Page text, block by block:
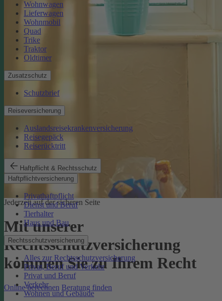
Wohnwagen
Lieferwagen
Wohnmobil
Quad
Trike
Traktor
Oldtimer
Zusatzschutz
Schutzbrief
Reiseversicherung
Auslandsreisekrankenversicherung
Reisegepäck
Reiserücktritt
Haftpflicht & Rechtsschutz
Haftpflichtversicherung
Privathaftpflicht
Dienst und Beruf
Tierhalter
Haus und Bau
Rechtsschutzversicherung
Alles zur Rechtsschutzversicherung
Privat, Beruf und Verkehr
Privat und Beruf
Verkehr
Wohnen und Gebäude
Jederzeit auf der sicheren Seite
Mit unserer
Rechtsschutzversicherung
kommen Sie zu Ihrem Recht
Online berechnen Beratung finden